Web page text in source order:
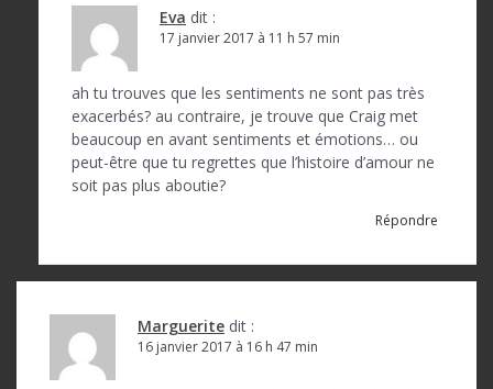
Eva dit :
17 janvier 2017 à 11 h 57 min
ah tu trouves que les sentiments ne sont pas très
exacerbés? au contraire, je trouve que Craig met
beaucoup en avant sentiments et émotions… ou
peut-être que tu regrettes que l’histoire d’amour ne
soit pas plus aboutie?
Répondre
Marguerite dit :
16 janvier 2017 à 16 h 47 min